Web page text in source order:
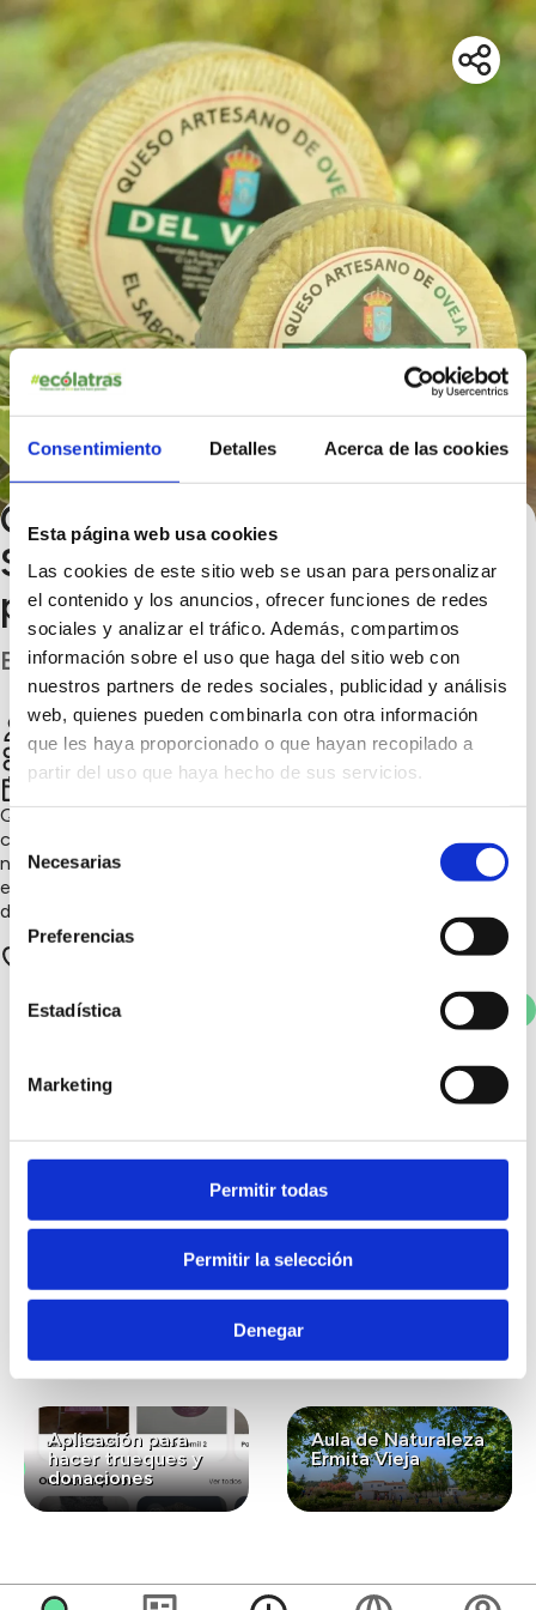
Consentimiento Detalles Acerca de las cookies
Esta página web usa cookies
Las cookies de este sitio web se usan para personalizar
el contenido y los anuncios, ofrecer funciones de redes
sociales y analizar el tráfico. Además, compartimos
información sobre el uso que haga del sitio web con
nuestros partners de redes sociales, publicidad y análisis
web, quienes pueden combinarla con otra información
que les haya proporcionado o que hayan recopilado a
partir del uso que haya hecho de sus servicios.
Selección
de
consentimiento
Necesarias
Preferencias
Estadística
Marketing
Permitir todas
Permitir la selección
Denegar
Quesos Artesanos del Vidal:
Sabor de campo, leche de
pasto
Burgos
Quesos Artesanos Vidal Chatear
4º trimestre 2025
Votar
Quesos elaborados artesanalmente con leche de ovejas
churras alimentadas con pastos propios. Producción familiar,
natural y de proximidad, que apuesta por la ganadería
extensiva, el bienestar animal y la transformación sostenible
desde la granja.
También te puede
interesar...
para el bienestar y
ecológica de
Aplicación para
hacer trueques y
donaciones
Aula de Naturaleza
Ermita Vieja